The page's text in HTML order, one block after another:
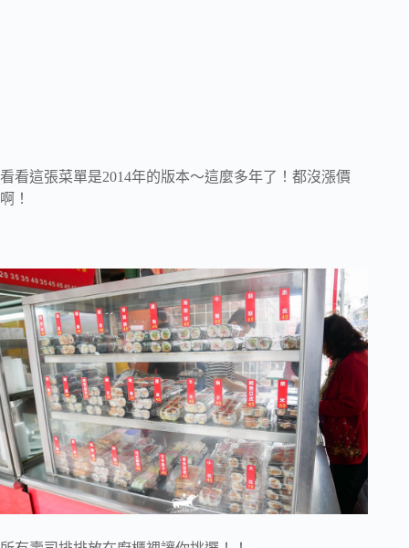
看看這張菜單是2014年的版本～這麼多年了！都沒漲價
啊！